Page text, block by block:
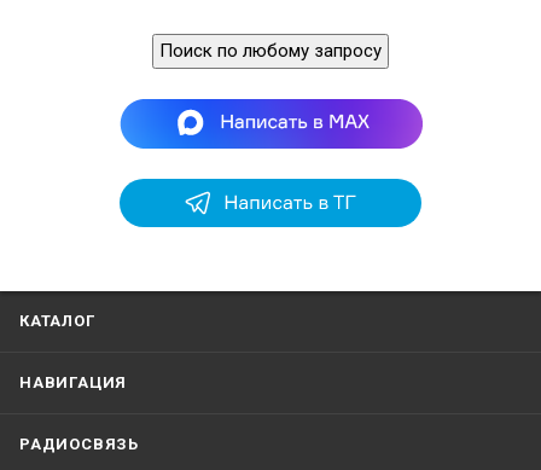
Поиск по любому запросу
КАТАЛОГ
НАВИГАЦИЯ
РАДИОСВЯЗЬ